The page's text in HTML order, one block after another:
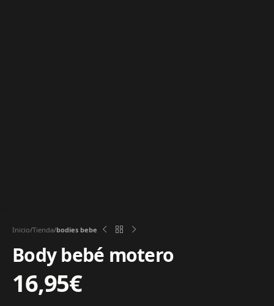
Inicio Tienda bodies bebe
Body bebé motero
16,95€